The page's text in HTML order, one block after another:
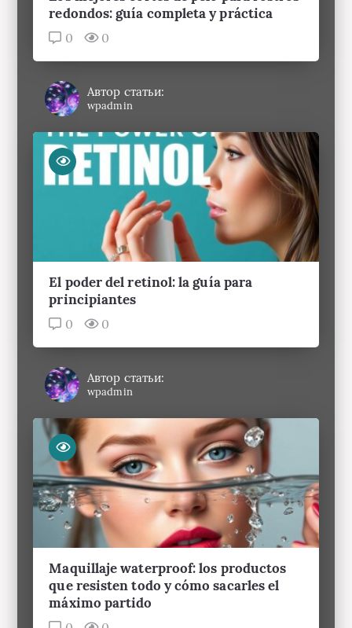
0 0
El poder del retinol: la guía para
principiantes
0 0
Maquillaje waterproof: los productos
que resisten todo y cómo sacarles el
máximo partido
0 0